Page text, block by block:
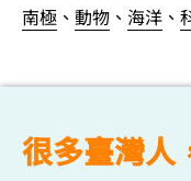
南極 、 動物 、 海洋 、
很多臺灣